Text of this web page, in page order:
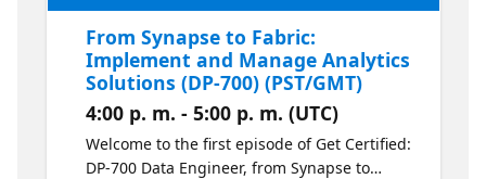
From Synapse to Fabric:
Implement and Manage Analytics
Solutions (DP-700) (PST/GMT)
4:00 p. m. - 5:00 p. m. (UTC)
Welcome to the first episode of Get Certified:
DP-700 Data Engineer, from Synapse to